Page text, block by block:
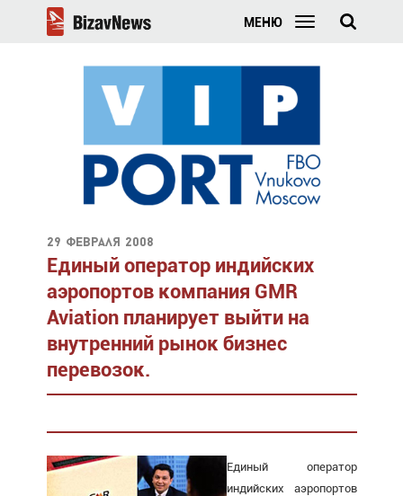
МЕНЮ
29 февраля 2008
Единый оператор индийских
аэропортов компания GMR
Aviation планирует выйти на
внутренний рынок бизнес
перевозок.
Единый оператор
индийских аэропортов